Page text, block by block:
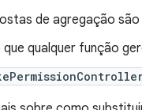
de agregação
que qualquer função